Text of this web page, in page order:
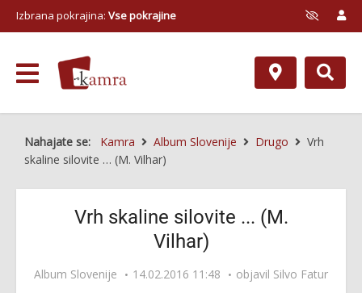
Izbrana pokrajina: Vse pokrajine
Nahajate se: Kamra Album Slovenije Drugo
Vrh
skaline silovite … (M. Vilhar)
Vrh skaline silovite ... (M.
Vilhar)
Album Slovenije 14.02.2016 11:48 objavil Silvo Fatur